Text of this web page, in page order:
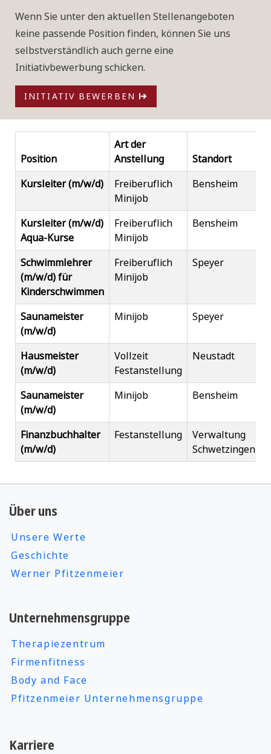
Wenn Sie unter den aktuellen Stellenangeboten
keine passende Position finden, können Sie uns
selbstverständlich auch gerne eine
Initiativbewerbung schicken.
INITIATIV BEWERBEN
Position
Art der
Anstellung
Standort
Kursleiter (m/w/d)
Freiberuflich
Minijob
Bensheim
Kursleiter (m/w/d)
Aqua-Kurse
Freiberuflich
Minijob
Bensheim
Schwimmlehrer
(m/w/d) für
Kinderschwimmen
Freiberuflich
Minijob
Speyer
Saunameister
(m/w/d)
Minijob Speyer
Hausmeister
(m/w/d)
Vollzeit
Festanstellung
Neustadt
Saunameister
(m/w/d)
Minijob Bensheim
Finanzbuchhalter
(m/w/d)
Festanstellung
Verwaltung
Schwetzingen
Über uns
Unsere Werte
Geschichte
Werner Pfitzenmeier
Unternehmensgruppe
Therapiezentrum
Firmenfitness
Body and Face
Pfitzenmeier Unternehmensgruppe
Karriere